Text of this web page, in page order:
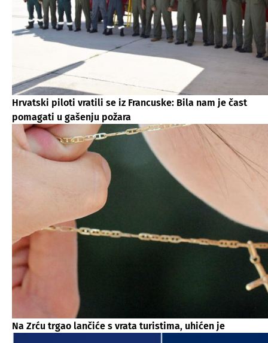
Hrvatski piloti vratili se iz Francuske: Bila nam je čast
pomagati u gašenju požara
Na Zrću trgao lančiće s vrata turistima, uhićen je